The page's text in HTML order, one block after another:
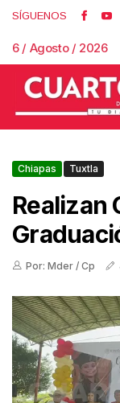
SÍGUENOS
6 / Agosto / 2026
Chiapas Tuxtla
Realizan
Por: Mder / Cp